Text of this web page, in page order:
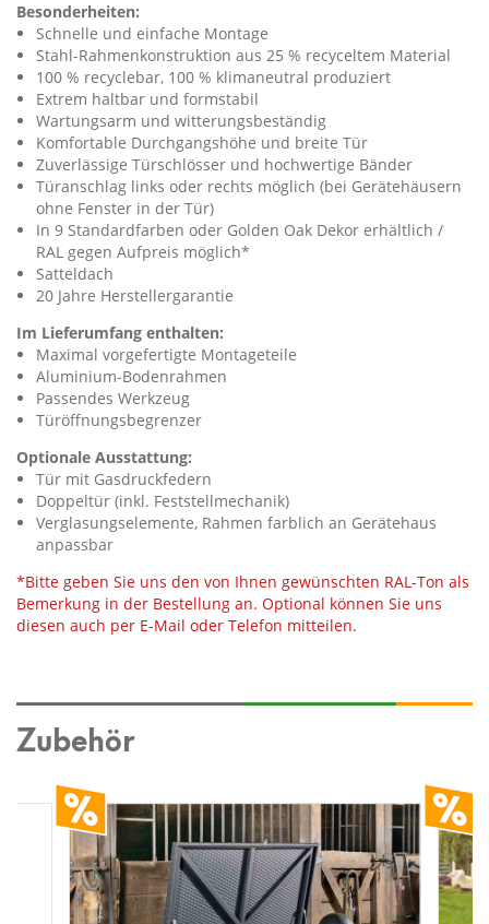
Besonderheiten:
Schnelle und einfache Montage
Stahl-Rahmenkonstruktion aus 25 % recyceltem Material
100 % recyclebar, 100 % klimaneutral produziert
Extrem haltbar und formstabil
Wartungsarm und witterungsbeständig
Komfortable Durchgangshöhe und breite Tür
Zuverlässige Türschlösser und hochwertige Bänder
Türanschlag links oder rechts möglich (bei Gerätehäusern
ohne Fenster in der Tür)
In 9 Standardfarben oder Golden Oak Dekor erhältlich /
RAL gegen Aufpreis möglich*
Satteldach
20 Jahre Herstellergarantie
Im Lieferumfang enthalten:
Maximal vorgefertigte Montageteile
Aluminium-Bodenrahmen
Passendes Werkzeug
Türöffnungsbegrenzer
Optionale Ausstattung:
Tür mit Gasdruckfedern
Doppeltür (inkl. Feststellmechanik)
Verglasungselemente, Rahmen farblich an Gerätehaus
anpassbar
*Bitte geben Sie uns den von Ihnen gewünschten RAL-Ton als
Bemerkung in der Bestellung an. Optional können Sie uns
diesen auch per E-Mail oder Telefon mitteilen.
Zubehör